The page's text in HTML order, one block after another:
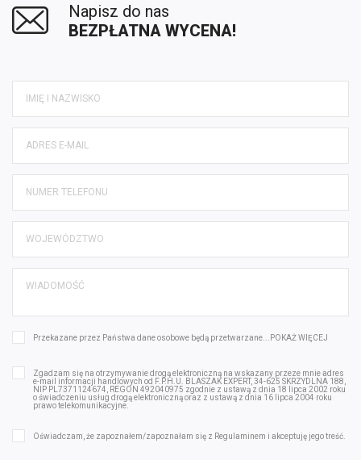
Napisz do nas
BEZPŁATNA WYCENA!
Przekazane przez Państwa dane osobowe będą przetwarzane... POKAŻ WIĘCEJ
Zgadzam się na otrzymywanie drogą elektroniczną na wskazany przeze mnie adres
e-mail informacji handlowych od F.P.H.U. BLASZAK EXPERT, 34-625 SKRZYDLNA 188,
NIP PL7371124674, REGON 492040975 zgodnie z ustawą z dnia 18 lipca 2002 roku
o świadczeniu usług drogą elektroniczną oraz z ustawą z dnia 16 lipca 2004 roku
prawo telekomunikacyjne.
Oświadczam, że zapoznałem/zapoznałam się z Regulaminem i akceptuję jego treść.